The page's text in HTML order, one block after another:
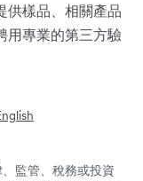
供樣品、相關產品
用專業的第三方驗
監管、稅務或投資